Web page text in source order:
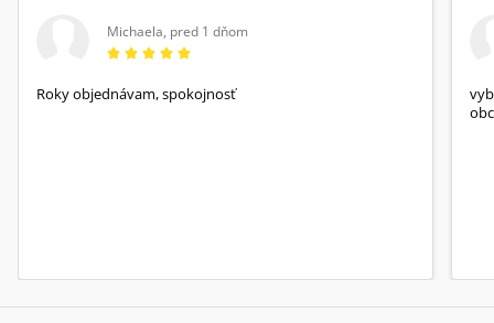
Michaela, pred 1 dňom
Roky objednávam, spokojnosť